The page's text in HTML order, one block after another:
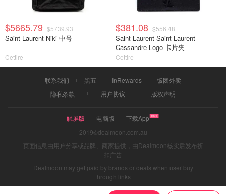
$5665.79 $5739.93
Saint Laurent Niki 中号
Cettire
$381.08 $556.48
Saint Laurent Saint Laurent
Cassandre Logo 卡片夹
Cettire
联系我们 黑五 InRewards
饭团外卖
隐私条款
用户协议 版权声明
触屏版 电脑版
下载App
2019©dealmoon.com.au
页面信息由用户分享或品牌、商家提供，由Dealmoon核实后发布折
扣广告
Dealmoon may get paid by brands or deals when user buy
through links